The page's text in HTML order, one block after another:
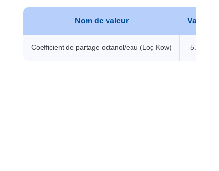
Nom de valeur Valeur
Coefficient de partage octanol/eau (Log Kow) 5.78 -